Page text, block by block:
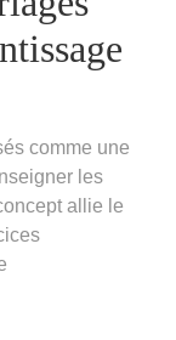
comme une
les
allie le